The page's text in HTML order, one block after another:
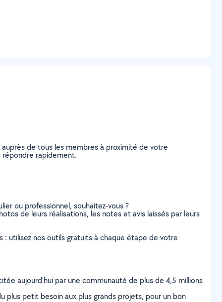
de tous les membres à proximité de votre
répondre rapidement.
ou professionnel, souhaitez-vous ?
de leurs réalisations, les notes et avis laissés par leurs
: utilisez nos outils gratuits à chaque étape de votre
aujourd’hui par une communauté de plus de 4,5 millions
plus petit besoin aux plus grands projets, pour un bon